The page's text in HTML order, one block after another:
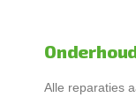
Alle reparaties